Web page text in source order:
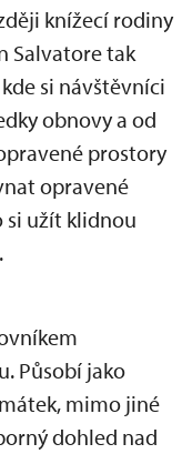
knížecí rodiny
Salvatore tak
si návštěvníci
obnovy a od
prostory
opravené
si užít klidnou
Působí jako
mimo jiné
dohled nad